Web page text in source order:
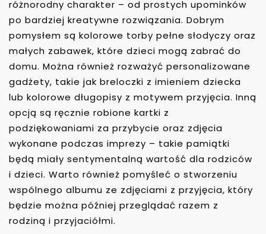
różnorodny charakter – od prostych upominków
po bardziej kreatywne rozwiązania. Dobrym
pomysłem są kolorowe torby pełne słodyczy oraz
małych zabawek, które dzieci mogą zabrać do
domu. Można również rozważyć personalizowane
gadżety, takie jak breloczki z imieniem dziecka
lub kolorowe długopisy z motywem przyjęcia. Inną
opcją są ręcznie robione kartki z
podziękowaniami za przybycie oraz zdjęcia
wykonane podczas imprezy – takie pamiątki
będą miały sentymentalną wartość dla rodziców
i dzieci. Warto również pomyśleć o stworzeniu
wspólnego albumu ze zdjęciami z przyjęcia, który
będzie można później przeglądać razem z
rodziną i przyjaciółmi.